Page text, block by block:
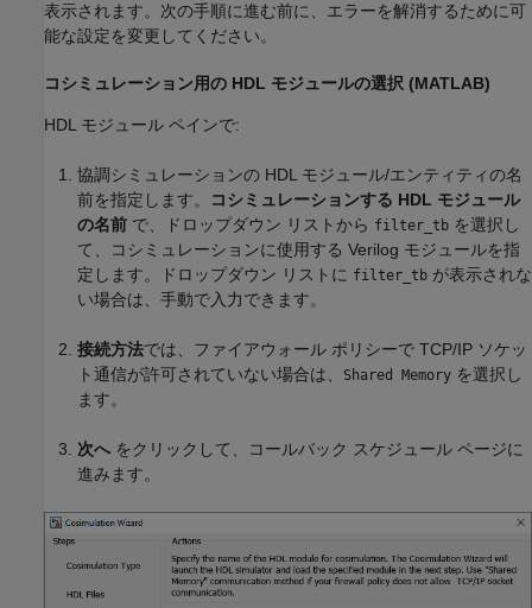
表示されます。次の手順に進む前に、エラーを解消するために可
能な設定を変更してください。
コシミュレーション用の HDL モジュールの選択 (MATLAB)
HDL モジュール ペインで:
協調シミュレーションの HDL モジュール/エンティティの名
前を指定します。
コシミュレーションする HDL モジュール
の名前 で、ドロップダウン リストから filter_tb を選択し
て、コシミュレーションに使用する Verilog モジュールを指
定します。ドロップダウン リストに filter_tb が表示されな
い場合は、手動で入力できます。
接続方法では、ファイアウォール ポリシーで TCP/IP ソケッ
ト通信が許可されていない場合は、
Shared Memory を選択し
ます。
次へ をクリックして、コールバック スケジュール ページに
進みます。